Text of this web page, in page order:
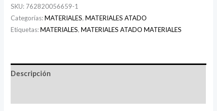
SKU: 762820056659-1
Categorías:MATERIALES,MATERIALES ATADO
Etiquetas:MATERIALES,MATERIALES ATADO MATERIALES
Descripción